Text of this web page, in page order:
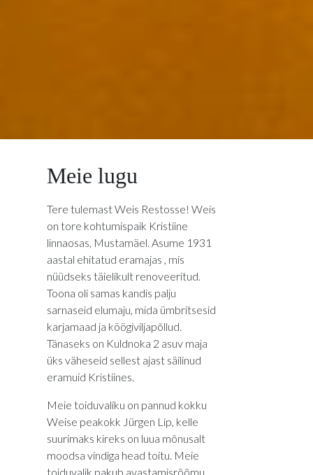
Meie lugu
Tere tulemast Weis Restosse! Weis
on tore kohtumispaik Kristiine
linnaosas, Mustamäel. Asume 1931
aastal ehitatud eramajas , mis
nüüdseks täielikult renoveeritud.
Toona oli samas kandis palju
sarnaseid elumaju, mida ümbritsesid
karjamaad ja köögiviljapõllud.
Tänaseks on Kuldnoka 2 asuv maja
üks väheseid sellest ajast säilinud
eramuid Kristiines.
Meie toiduvaliku on pannud kokku
Weise peakokk Jürgen Lip, kelle
suurimaks kireks on luua mõnusalt
moodsa vindiga head toitu. Meie
toiduvalik pakub avastamisrõõmu,